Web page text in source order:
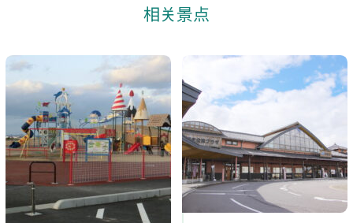
相关景点